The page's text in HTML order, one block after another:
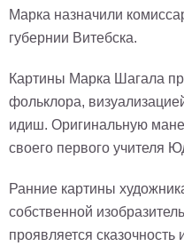
Марка назначили
губернии Витебска.
Картины Марка Шагала
фольклора,
идиш. Оригинальную
своего первого учителя
Ранние картины
собственной
проявляется